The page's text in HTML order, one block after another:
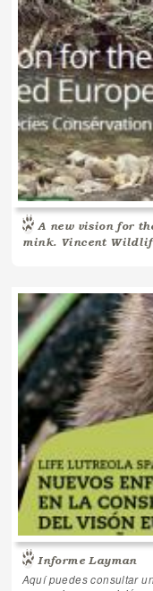
A new vision for
mink. Vincent
Informe Layman
Aquí puedes consultar